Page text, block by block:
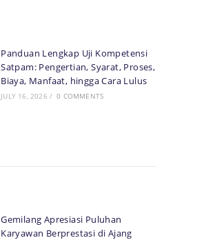
Panduan Lengkap Uji Kompetensi
Satpam: Pengertian, Syarat, Proses,
Biaya, Manfaat, hingga Cara Lulus
JULY 16, 2026 / 0 COMMENTS
Gemilang Apresiasi Puluhan
Karyawan Berprestasi di Ajang